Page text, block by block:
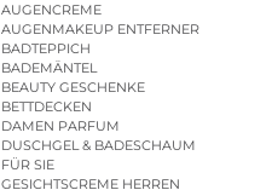
AUGENCREME
AUGENMAKEUP ENTFERNER
BADTEPPICH
BADEMÄNTEL
BEAUTY GESCHENKE
BETTDECKEN
DAMEN PARFUM
DUSCHGEL & BADESCHAUM
FÜR SIE
GESICHTSCREME HERREN